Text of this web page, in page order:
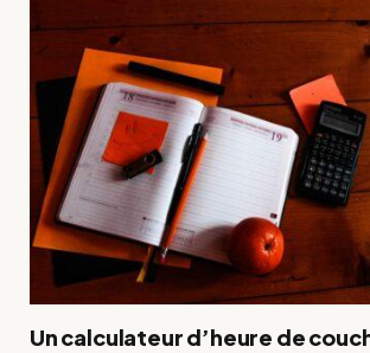
Un calculateur d’heure de